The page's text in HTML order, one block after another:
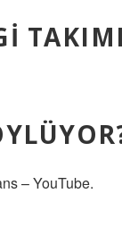
– YouTube.